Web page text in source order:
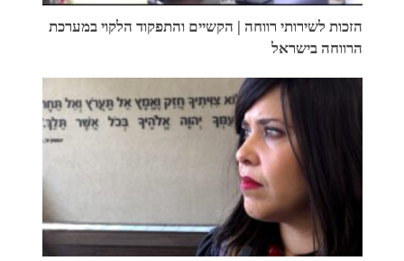
הזכות לשירותי רווחה | הקשיים והתפקוד הלקוי במערכת
הרווחה בישראל